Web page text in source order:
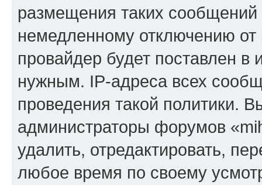
размещения таких
немедленному отключению
провайдер будет поставлен в
нужным. IP-адреса всех
проведения такой политики.
администраторы форумов
удалить, отредактировать,
любое время по своему